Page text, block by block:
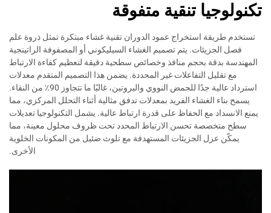
تكنولوجيا تنقية متفوقة
تستخدم طريقة استخراج عمود الدوران تقنية غشاء مبتكرة تمثل ذروة علم
فصل الجزيئات. يتم تصميم الغشاء السيليكوني أو المصفوفة الراتينجية
المهندسة بدقة بحجم منافذ وخصائص سطحية دقيقة لتعظيم كفاءة الارتباط
مع تقليل التفاعلات غير المحددة. يضمن هذا التصميم المتقدم معدلات
استرداد عالية جدًا للحمض النووي والبروتين، غالبًا ما تتجاوز 90٪ من النقاء.
يسمح بناء الغشاء الفريد بمعدلات تدفق مثالية أثناء التحلل المركزي، مما
يمنع الانسداد مع الحفاظ على قدرة ارتباط عالية. يشمل التكنولوجيا تعديلات
سطح متخصصة تحسن الارتباط المحدد تحت ظروف محلول معينة، مما
يمكّن عزل الجزيئات المستهدفة مع تلوث ضئيل من المكونات الخلوية
الأخرى.